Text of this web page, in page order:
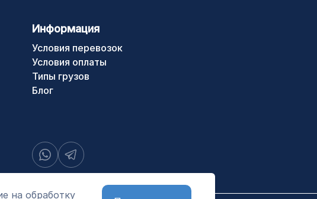
на обработку
Информация
Условия перевозок
Условия оплаты
Типы грузов
Блог